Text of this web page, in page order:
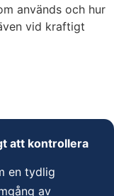
används och hur
vid kraftigt
att kontrollera
en tydlig
av